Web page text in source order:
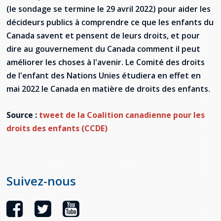
Allison Chaytor
Maurice Nzoyamara
Lee Trowbridge
Randy Follet
Skye Fisher
Brian Kizner
Marc-Alexandre Mestres
provincial
Ressources linguistiques pour la
communication en santé
(le sondage se termine le 29 avril 2022) pour aider les
décideurs publics à comprendre ce que les enfants du
Canada savent et pensent de leurs droits, et pour
dire au gouvernement du Canada comment il peut
améliorer les choses à l'avenir. Le Comité des droits
de l'enfant des Nations Unies étudiera en effet en
mai 2022 le Canada en matière de droits des enfants.
Source : tweet de la Coalition canadienne pour les
droits des enfants (CCDE)
Suivez-nous